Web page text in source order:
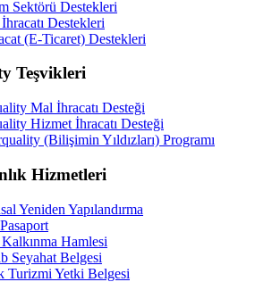
Sektörü Destekleri
Destekleri
(E-Ticaret) Destekleri
Teşvikleri
Mal İhracatı Desteği
Hizmet İhracatı Desteği
(Bilişimin Yıldızları) Programı
Hizmetleri
Yeniden Yapılandırma
Hamlesi
Seyahat Belgesi
Turizmi Yetki Belgesi